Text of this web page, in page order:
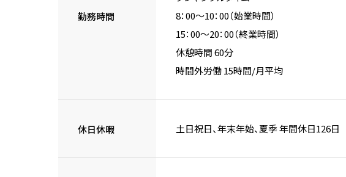
勤務時間
8：00～10：00（始業時間）
15：00～20：00（終業時間）
休憩時間 60分
時間外労働 15時間/月平均
休日休暇 土日祝日、年末年始、夏季 年間休日126日